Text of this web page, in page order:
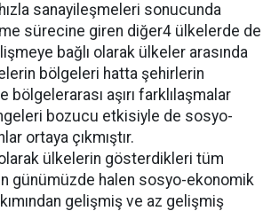
sanayileşmeleri sonucunda
sürecine giren diğer4 ülkelerde de
bağlı olarak ülkeler arasında
bölgeleri hatta şehirlerin
bölgelerarası aşırı farklılaşmalar
bozucu etkisiyle de sosyo-
ortaya çıkmıştır.
ülkelerin gösterdikleri tüm
günümüzde halen sosyo-ekonomik
gelişmiş ve az gelişmiş